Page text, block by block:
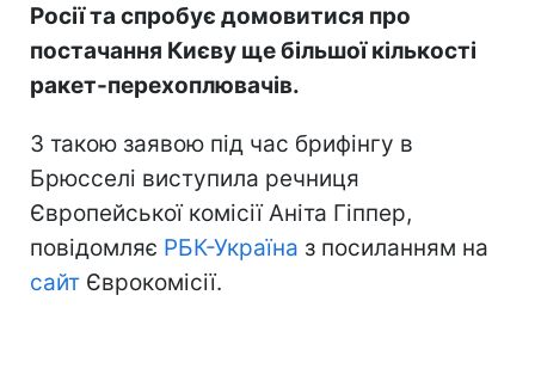
Росії та спробує домовитися про
постачання Києву ще більшої кількості
ракет-перехоплювачів.
З такою заявою під час брифінгу в
Брюсселі виступила речниця
Європейської комісії Аніта Гіппер,
повідомляє РБК-Україна з посиланням на
сайт Єврокомісії.